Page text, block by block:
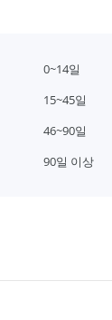
0~14일
15~45일
46~90일
90일 이상